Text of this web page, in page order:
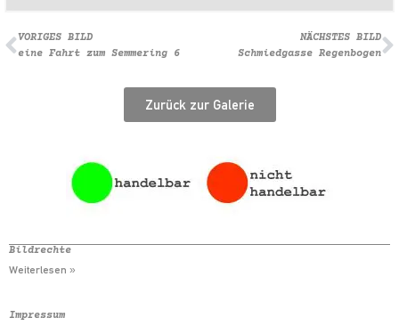
VORIGES BILD
eine Fahrt zum Semmering 6
NÄCHSTES BILD
Schmiedgasse Regenbogen
Zurück zur Galerie
Bildrechte
Weiterlesen »
Impressum